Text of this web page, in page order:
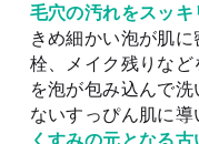
毛穴の汚れをスッキ
きめ細かい泡が肌
栓、メイク残りな
を泡が包み込んで
ないすっぴん肌に導